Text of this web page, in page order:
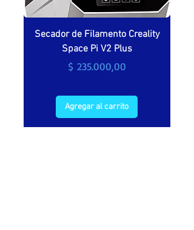
Secador de Filamento Creality
Space Pi V2 Plus
Precio
$ 235.000,00
Agregar al carrito